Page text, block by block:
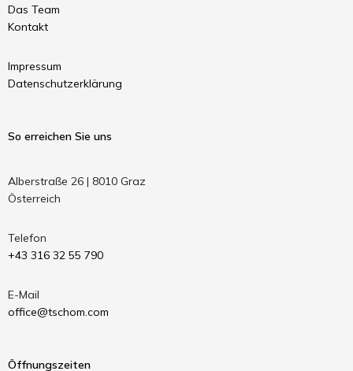
Das Team
Kontakt
Impressum
Datenschutzerklärung
So erreichen Sie uns
Alberstraße 26 | 8010 Graz
Österreich
Telefon
+43 316 32 55 790
E-Mail
office@tschom.com
Öffnungszeiten